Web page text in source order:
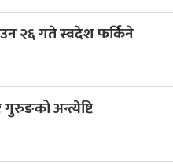
२६ गते स्वदेश फर्किने
गुरुङको अन्त्येष्टि